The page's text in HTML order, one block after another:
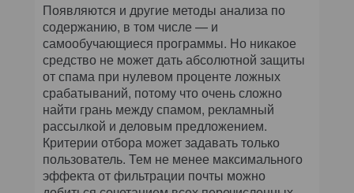
Появляются и другие методы анализа по
содержанию, в том числе — и
самообучающиеся программы. Но никакое
средство не может дать абсолютной защиты
от спама при нулевом проценте ложных
срабатываний, потому что очень сложно
найти грань между спамом, рекламный
рассылкой и деловым предложением.
Критерии отбора может задавать только
пользователь. Тем не менее максимального
эффекта от фильтрации почты можно